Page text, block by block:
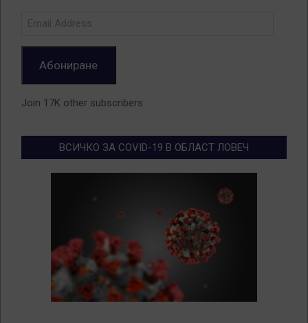
Абониране
Join 17K other subscribers
ВСИЧКО ЗА COVID-19 В ОБЛАСТ ЛОВЕЧ